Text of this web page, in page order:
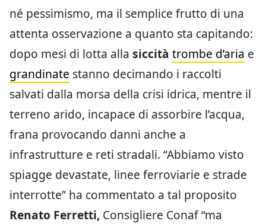
né pessimismo, ma il semplice frutto di una
attenta osservazione a quanto sta capitando:
dopo mesi di lotta alla siccità trombe d’aria e
grandinate stanno decimando i raccolti
salvati dalla morsa della crisi idrica, mentre il
terreno arido, incapace di assorbire l’acqua,
frana provocando danni anche a
infrastrutture e reti stradali. “Abbiamo visto
spiagge devastate, linee ferroviarie e strade
interrotte” ha commentato a tal proposito
Renato Ferretti, Consigliere Conaf “ma